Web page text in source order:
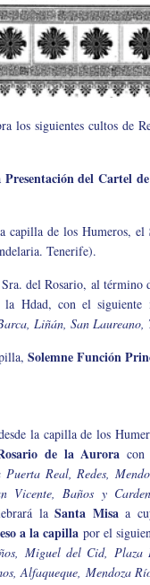
los siguientes cultos de
Presentación del Cartel
capilla de los Humeros, el
Tenerife).
del Rosario, al término
Hdad, con el siguiente
Liñán, San Laureano,
Solemne Función
la capilla de los
de la Aurora
Real, Redes,
Vicente, Baños y
laSanta Misaa
a la capilla por el
Miguel del Cid, Plaza
Alfaqueque, Mendoza